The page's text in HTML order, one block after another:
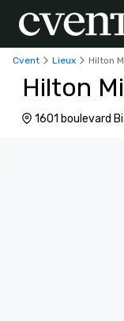
Cvent Lieux Hilton
Hilton
1601 boulevard